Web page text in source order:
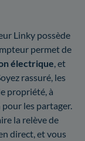
Linky possède
permet de
électrique , et
rassuré, les
propriété, à
les partager.
la relève de
direct, et vous